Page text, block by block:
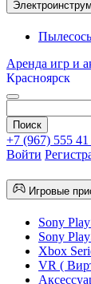
Аренда игр и
Красноярск
+7 (967) 555 41
Войти
Игровые
Sony
Sony
Xbox
VR (